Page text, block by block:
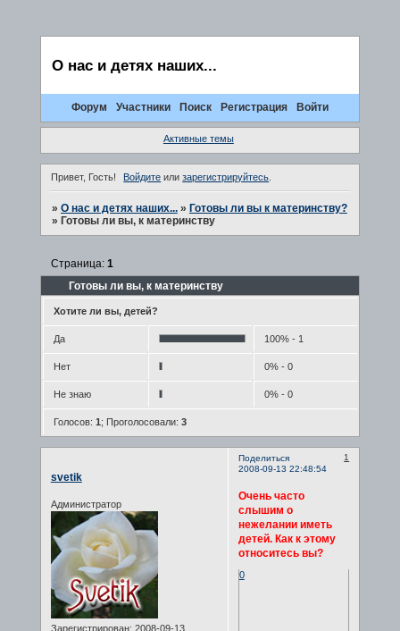
О нас и детях наших...
Форум Участники Поиск Регистрация Войти
Активные темы
Привет, Гость! Войдите илизарегистрируйтесь.
» О нас и детях наших... » Готовы ли вы к материнству?
» Готовы ли вы, к материнству
Готовы ли вы, к материнству
Страница: 1
Хотите ли вы, детей?
Да 100% - 1
Нет 0% - 0
Не знаю 0% - 0
Голосов: 1; Проголосовали: 3
Поделиться
1
2008-09-13 22:48:54
svetik
Администратор
Зарегистрирован: 2008-09-13
Очень часто
слышим о
нежелании иметь
детей. Как к этому
относитесь вы?
0